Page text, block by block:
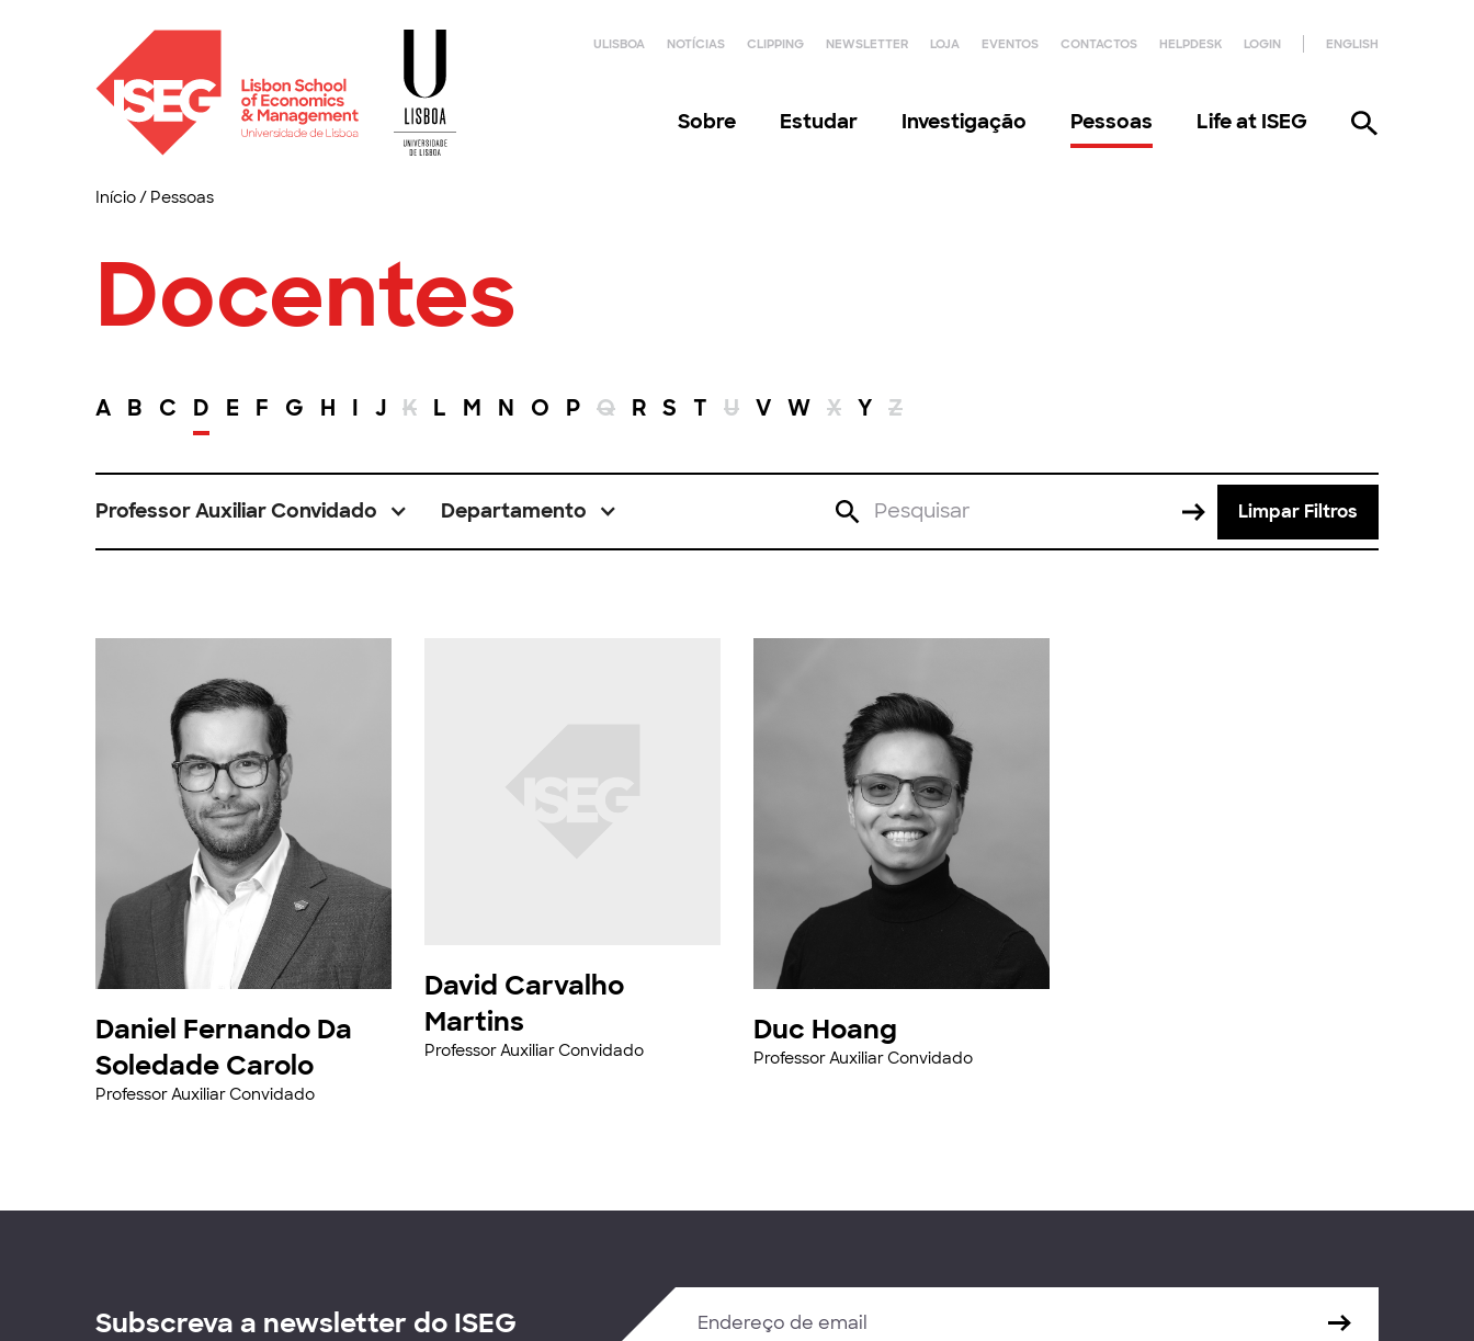
ULISBOA NOTÍCIAS CLIPPING NEWSLETTER LOJA EVENTOS CONTACTOS HELPDESK LOGIN ENGLISH
Sobre Estudar Investigação Pessoas Life at ISEG
Início/ Pessoas
Docentes
A B C D E F G H I J K L M N O P Q R S T U V W X Y Z
Professor Auxiliar Convidado Departamento Limpar Filtros
Daniel Fernando Da
Soledade Carolo
Professor Auxiliar Convidado
David Carvalho
Martins
Professor Auxiliar Convidado
Duc Hoang
Professor Auxiliar Convidado
Subscreva a newsletter do ISEG